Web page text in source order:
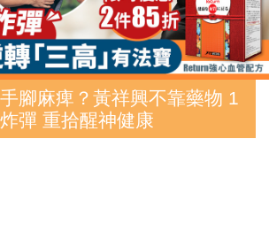
腳麻痺？黃祥興不靠藥物 1
彈 重拾醒神健康